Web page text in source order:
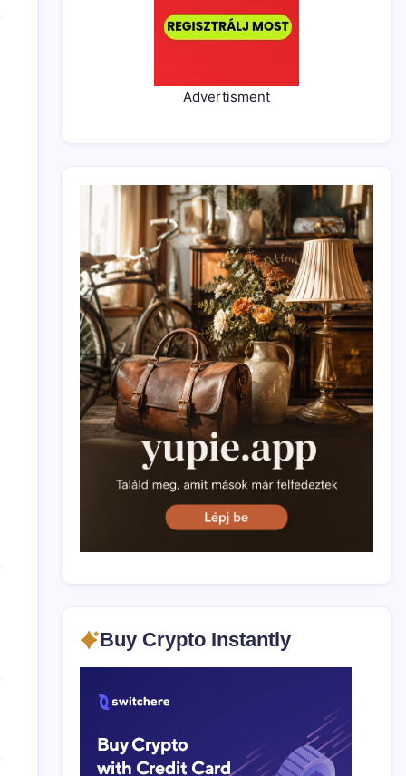
Advertisment
Buy Crypto Instantly